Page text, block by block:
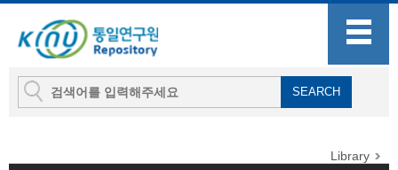
Library